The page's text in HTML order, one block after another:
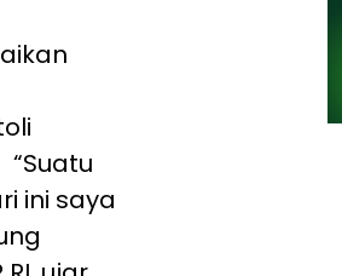
ini saya